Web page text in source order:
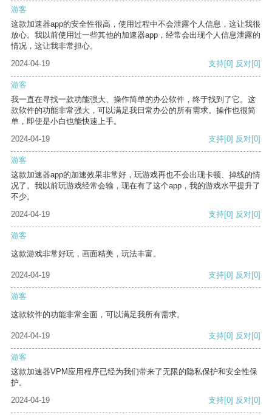
游客
这款加速器app的安全性很高，使用过程中不会泄露个人信息，这让我很
放心。我以前使用过一些其他的加速器app，经常会出现个人信息泄露的
情况，这让我非常担心。
2024-04-19
支持[0] 反对[0]
游客
我一直在寻找一款功能强大、操作简单的办公软件，终于找到了它。这
款软件的功能非常强大，可以满足我日常办公的所有需求。操作也很简
单，即使是小白也能快速上手。
2024-04-19
支持[0] 反对[0]
游客
这款加速器app的加速效果非常好，玩游戏再也不会出现卡顿、掉线的情
况了。我以前玩游戏经常会输，现在有了这个app，我的游戏水平提升了
不少。
2024-04-19
支持[0] 反对[0]
游客
这款游戏非常好玩，画面精美，玩法丰富。
2024-04-19 支持[0] 反对[0]
游客
这款软件的功能非常全面，可以满足我所有需求。
2024-04-19 支持[0] 反对[0]
游客
这款加速器VPM应用程序已经为我们带来了无限的隐私保护和安全性保
护。
2024-04-19
支持[0] 反对[0]